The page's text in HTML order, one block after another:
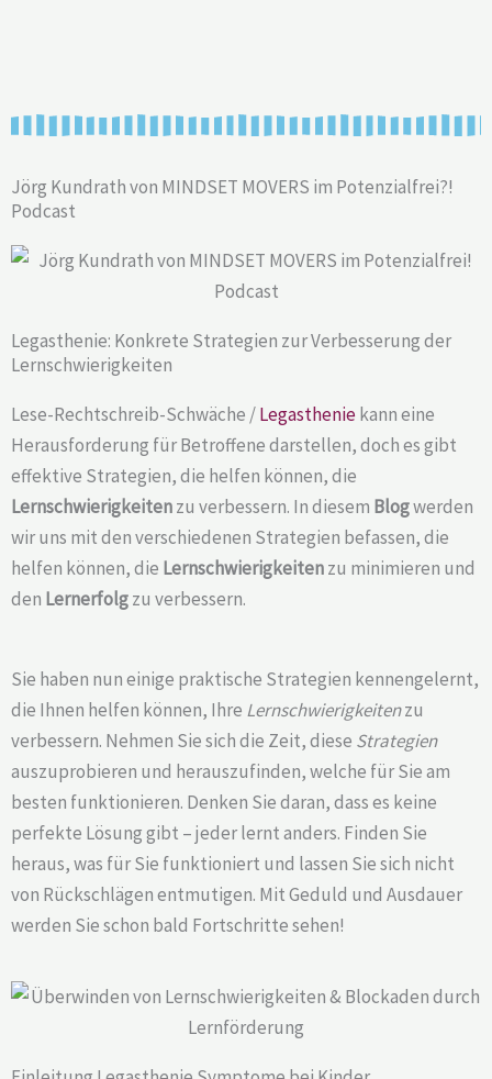
Jörg Kundrath von MINDSET MOVERS im Potenzialfrei?!
Podcast
Legasthenie: Konkrete Strategien zur Verbesserung der
Lernschwierigkeiten
Lese-Rechtschreib-Schwäche /Legastheniekann eine
Herausforderung für Betroffene darstellen, doch es gibt
effektive Strategien, die helfen können, die
Lernschwierigkeitenzu verbessern. In diesem Blogwerden
wir uns mit den verschiedenen Strategien befassen, die
helfen können, die Lernschwierigkeitenzu minimieren und
den Lernerfolgzu verbessern.
Sie haben nun einige praktische Strategien kennengelernt,
die Ihnen helfen können, Ihre Lernschwierigkeitenzu
verbessern. Nehmen Sie sich die Zeit, diese Strategien
auszuprobieren und herauszufinden, welche für Sie am
besten funktionieren. Denken Sie daran, dass es keine
perfekte Lösung gibt – jeder lernt anders. Finden Sie
heraus, was für Sie funktioniert und lassen Sie sich nicht
von Rückschlägen entmutigen. Mit Geduld und Ausdauer
werden Sie schon bald Fortschritte sehen!